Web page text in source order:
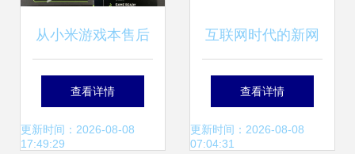
从小米游戏本售后
到购买渠道 详解淘
宝买和官网买的误
查看详情
更新时间：2026-08-08
17:49:29
互联网时代的新网
红 回收旧物还是盈
利致富？
查看详情
更新时间：2026-08-08
07:04:31